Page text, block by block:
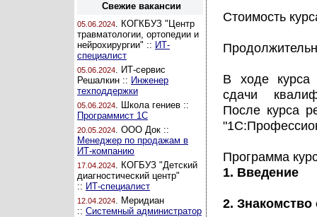
Свежие вакансии
05.06.2024. КОГКБУЗ "Центр
травматологии, ортопедии и
нейрохирургии" :: ИТ-
специалист
05.06.2024. ИТ-сервис
Решалкин :: Инженер
техподдержки
05.06.2024. Школа гениев ::
Программист 1С
20.05.2024. ООО Док ::
Менеджер по продажам в
ИТ-компанию
17.04.2024. КОГБУЗ "Детский
диагностический центр"
:: ИТ-специалист
12.04.2024. Меридиан
:: Системный администратор
Стоимость
В ходе курса
сдачи
После курса
Программа
1. Введение
2.